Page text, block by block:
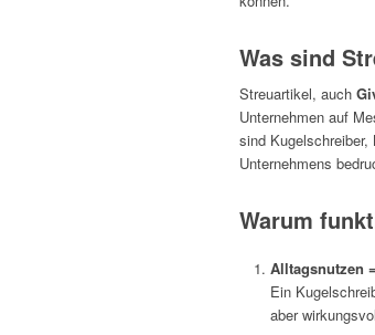
Was sind
Streuartikel, auch
Unternehmen auf
sind
Unternehmens
Warum
Alltagsnutzen
Ein
aber